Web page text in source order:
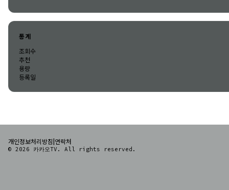
통계
조회수
추천
용량
등록일
개인정보처리방침|연락처
© 2026 카카오TV. All rights reserved.